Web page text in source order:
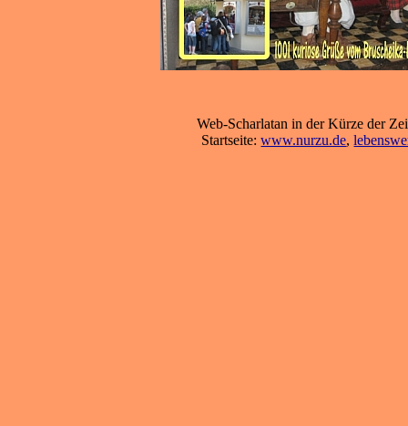
Web-Scharlatan in der Kürze der
Startseite:www.nurzu.de,